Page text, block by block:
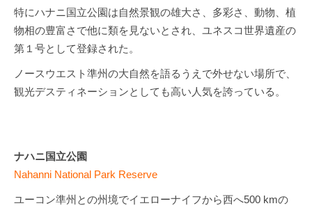
特にハナニ国立公園は自然景観の雄大さ、多彩さ、動物、植
物相の豊富さで他に類を見ないとされ、ユネスコ世界遺産の
第１号として登録された。
ノースウエスト準州の大自然を語るうえで外せない場所で、
観光デスティネーションとしても高い人気を誇っている。
ナハニ国立公園
Nahanni National Park Reserve
ユーコン準州との州境でイエローナイフから西へ500 kmの